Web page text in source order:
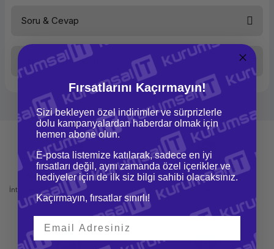
Yorum Yaz
Soru & Cevap
Ürün hakkında henüz soru sorulmamış.
Soru Sor
Taksit Seçenekleri
Mağazadan Teslimat
İnternetten sipariş et ve mağazadan
teslim al
İade ve Değişim
Kolay iade ve değişim imkanı
Fırsatlarını Kaçırmayın!
Sizi bekleyen özel indirimler ve sürprizlerle
dolu kampanyalardan haberdar olmak için
hemen abone olun.
E-posta listemize katılarak, sadece en iyi
fırsatları değil, aynı zamanda özel içerikler ve
hediyeler için de ilk siz bilgi sahibi olacaksınız.
Kaçırmayın, fırsatlar sınırlı!